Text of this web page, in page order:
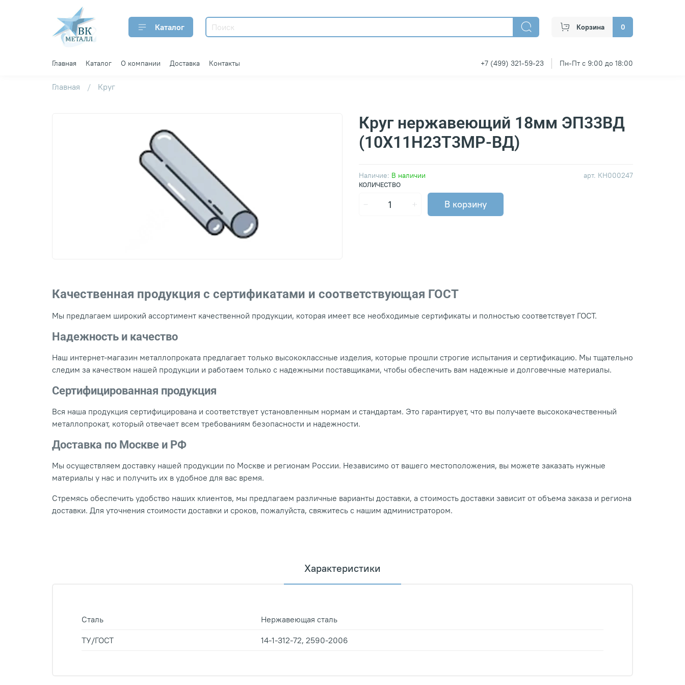
Каталог Корзина 0
Главная Каталог О компании Доставка Контакты +7 (499) 321-59-23 Пн-Пт с 9:00 до 18:00
Главная Круг
арт. КН000247
Наличие: В наличии
Круг нержавеющий 18мм ЭП33ВД
(10Х11Н23Т3МР-ВД)
КОЛИЧЕСТВО
В корзину
Качественная продукция с сертификатами и соответствующая ГОСТ
Мы предлагаем широкий ассортимент качественной продукции, которая имеет все необходимые сертификаты и полностью соответствует ГОСТ.
Надежность и качество
Наш интернет-магазин металлопроката предлагает только высококлассные изделия, которые прошли строгие испытания и сертификацию. Мы тщательно
следим за качеством нашей продукции и работаем только с надежными поставщиками, чтобы обеспечить вам надежные и долговечные материалы.
Сертифицированная продукция
Вся наша продукция сертифицирована и соответствует установленным нормам и стандартам. Это гарантирует, что вы получаете высококачественный
металлопрокат, который отвечает всем требованиям безопасности и надежности.
Доставка по Москве и РФ
Мы осуществляем доставку нашей продукции по Москве и регионам России. Независимо от вашего местоположения, вы можете заказать нужные
материалы у нас и получить их в удобное для вас время.
Стремясь обеспечить удобство наших клиентов, мы предлагаем различные варианты доставки, а стоимость доставки зависит от объема заказа и региона
доставки. Для уточнения стоимости доставки и сроков, пожалуйста, свяжитесь с нашим администратором.
Характеристики
Сталь Нержавеющая сталь
ТУ/ГОСТ 14-1-312-72, 2590-2006